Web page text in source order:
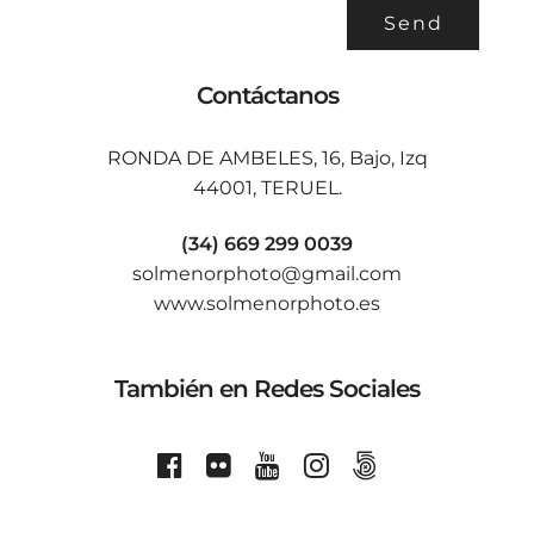
Contáctanos
RONDA DE AMBELES, 16, Bajo, Izq
44001, TERUEL.
(34) 669 299 0039
solmenorphoto@gmail.com
www.solmenorphoto.es
También en Redes Sociales